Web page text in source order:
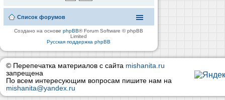
Список форумов
Создано на основеphpBB® Forum Software © phpBB
Limited
Русская поддержка phpBB
© Перепечатка материалов с сайта mishanita.ru
запрещена
По всем интересующим вопросам пишите нам на
mishanita@yandex.ru